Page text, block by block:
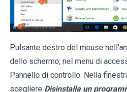
Pulsante destro del mouse
dello schermo, nel menu di
Pannello di controllo. Nella
scegliere Disinstalla un